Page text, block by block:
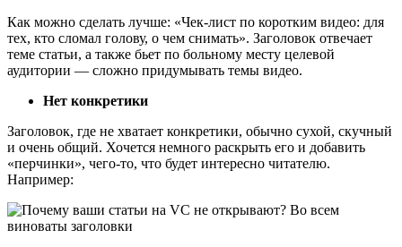
Как можно сделать лучше: «Чек-лист по коротким видео: для
тех, кто сломал голову, о чем снимать». Заголовок отвечает
теме статьи, а также бьет по больному месту целевой
аудитории — сложно придумывать темы видео.
Нет конкретики
Заголовок, где не хватает конкретики, обычно сухой, скучный
и очень общий. Хочется немного раскрыть его и добавить
«перчинки», чего-то, что будет интересно читателю.
Например: